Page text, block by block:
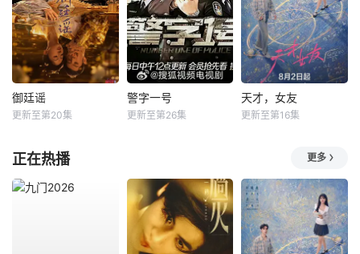
御廷谣
更新至第20集
警字一号
更新至第26集
天才，女友
更新至第16集
正在热播 更多